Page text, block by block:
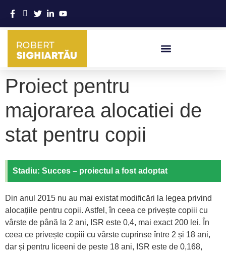
Proiect pentru
majorarea alocatiei de
stat pentru copii
Stadiu: Succes – proiectul a fost adoptat
Din anul 2015 nu au mai existat modificări la legea privind
alocațiile pentru copii. Astfel, în ceea ce privește copiii cu
vârste de până la 2 ani, ISR este 0,4, mai exact 200 lei. În
ceea ce privește copiii cu vârste cuprinse între 2 și 18 ani,
dar și pentru liceeni de peste 18 ani, ISR este de 0,168,